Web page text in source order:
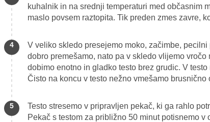
kuhalnik in na srednji temperaturi med občasnim
maslo povsem raztopita. Tik preden zmes zavre,
V veliko skledo presejemo moko, začimbe,
dobro premešamo, nato pa v skledo vlijemo
dobimo enotno in gladko testo brez grudic. V
Čisto na koncu v testo nežno vmešamo brusnično
Testo stresemo v pripravljen pekač, ki ga rahlo
Pekač s testom za približno 50 minut potisnemo